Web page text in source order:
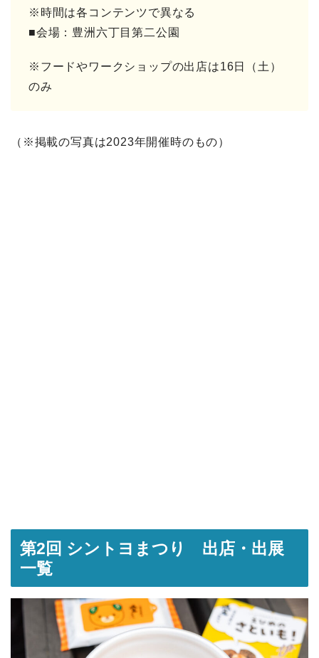
※時間は各コンテンツで異なる
■会場：豊洲六丁目第二公園
※フードやワークショップの出店は16日（土）
のみ
（※掲載の写真は2023年開催時のもの）
第2回 シントヨまつり 出店・出展
一覧